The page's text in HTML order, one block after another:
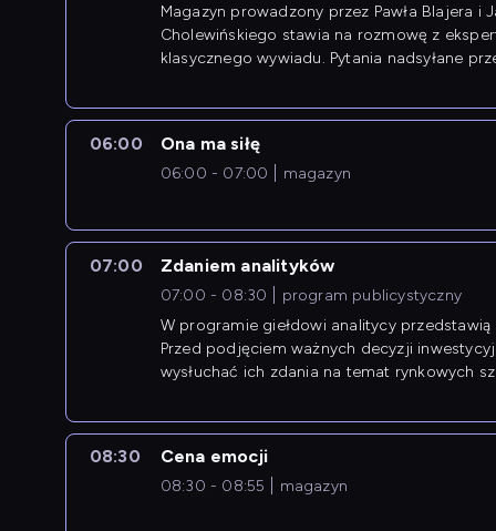
Magazyn prowadzony przez Pawła Blajera i
Cholewińskiego stawia na rozmowę z
klasycznego wywiadu. Pytania nadsyłane
06:00 Ona ma siłę
06:00 - 07:00 magazyn
07:00 Zdaniem analityków
07:00 - 08:30
program publicystyczny
W programie giełdowi analitycy
Przed podjęciem ważnych decyzji
wysłuchać ich zdania na temat rynkowych
08:30 Cena emocji
08:30 - 08:55 magazyn